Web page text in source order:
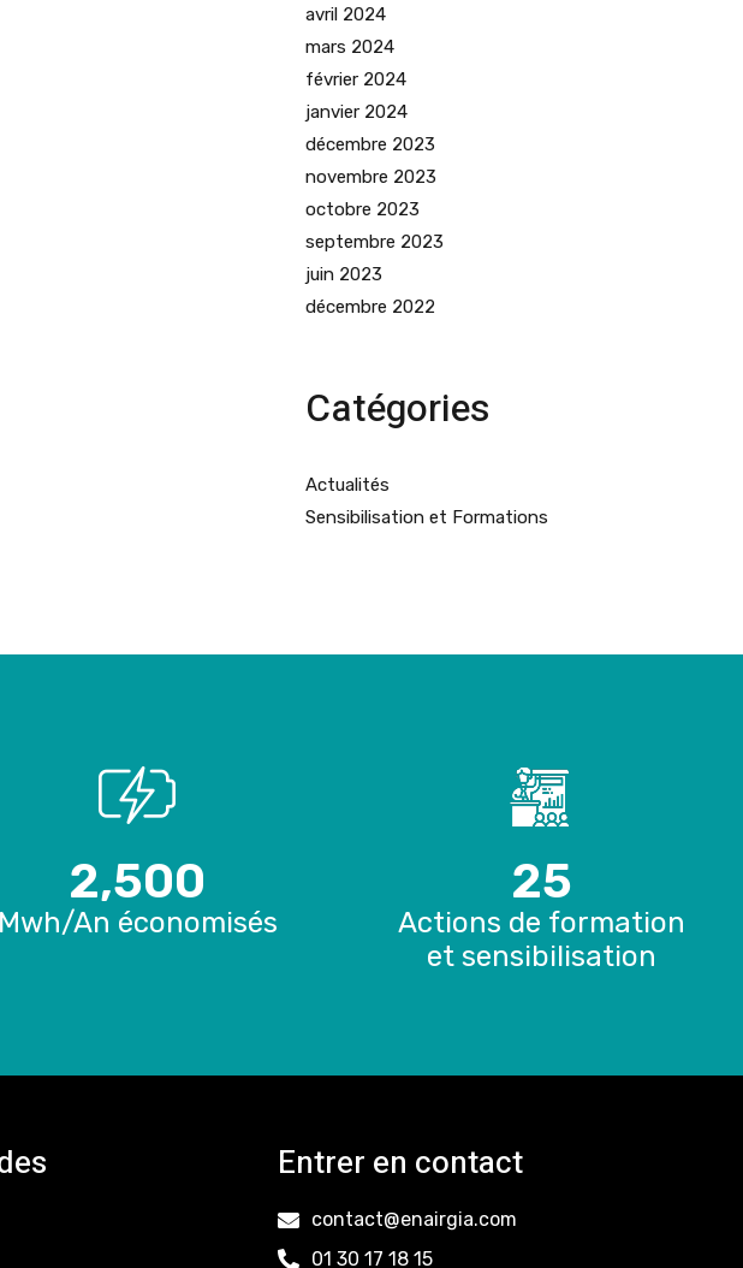
avril 2024
mars 2024
février 2024
janvier 2024
décembre 2023
novembre 2023
octobre 2023
septembre 2023
juin 2023
décembre 2022
Catégories
Actualités
Sensibilisation et Formations
2,500
Mwh/An économisés
25
Actions de formation
et sensibilisation
Entrer en contact
contact@enairgia.com
01 30 17 18 15